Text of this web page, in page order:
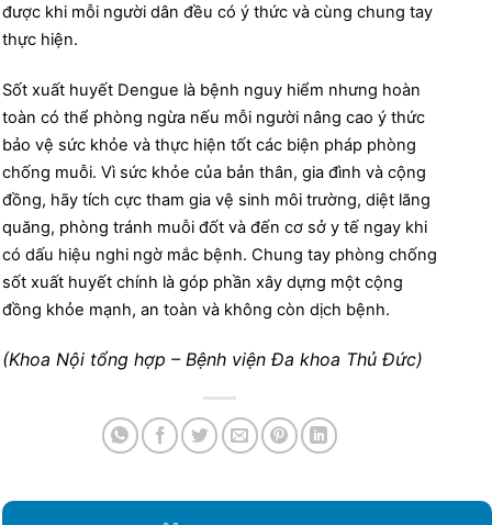
được khi mỗi người dân đều có ý thức và cùng chung tay
thực hiện.
Sốt xuất huyết Dengue là bệnh nguy hiểm nhưng hoàn
toàn có thể phòng ngừa nếu mỗi người nâng cao ý thức
bảo vệ sức khỏe và thực hiện tốt các biện pháp phòng
chống muỗi. Vì sức khỏe của bản thân, gia đình và cộng
đồng, hãy tích cực tham gia vệ sinh môi trường, diệt lăng
quăng, phòng tránh muỗi đốt và đến cơ sở y tế ngay khi
có dấu hiệu nghi ngờ mắc bệnh. Chung tay phòng chống
sốt xuất huyết chính là góp phần xây dựng một cộng
đồng khỏe mạnh, an toàn và không còn dịch bệnh.
(Khoa Nội tổng hợp – Bệnh viện Đa khoa Thủ Đức)